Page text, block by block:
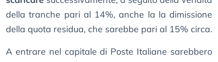
della tranche pari al 14%, anche la la dimissione
della quota residua, che sarebbe pari al 15% circa.
A entrare nel capitale di Poste Italiane sarebbero